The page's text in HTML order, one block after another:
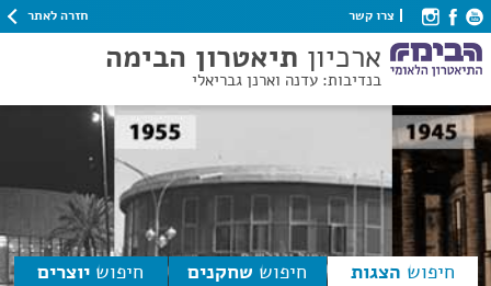
צרו קשר חזרה לאתר
ארכיון תיאטרון הבימה
בנדיבות: עדנה וארנן גבריאלי
חיפוש הצגות חיפוש שחקנים חיפוש יוצרים